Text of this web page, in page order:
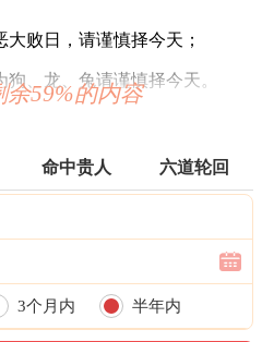
败日，请谨慎择今天；
、龙、兔请谨慎择今天。
沖甲午 地兵 青龙 帝旺 贪狼
入宅 安葬 求嗣 赴任 出行 求财
沖乙未 狗食 明堂 进贵
入宅 开业 求嗣 订婚 嫁娶
59%的内容
命中贵人 六道轮回
3个月内 半年内